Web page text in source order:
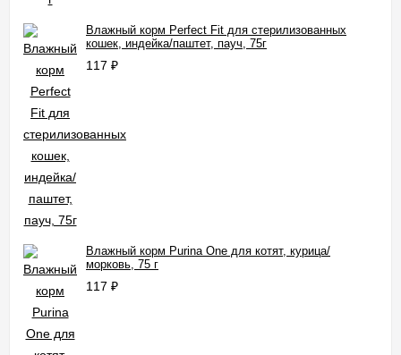
Влажный корм Perfect Fit для стерилизованных
кошек, индейка/паштет, пауч, 75г
117 ₽
Влажный корм Purinа One для котят, курица/
морковь, 75 г
117 ₽